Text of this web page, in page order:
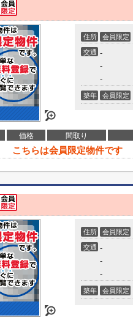
住所 会員限定
交通 -
-
-
築年 会員限定
価格 間取り
こちらは会員限定物件です
住所 会員限定
交通 -
-
-
築年 会員限定